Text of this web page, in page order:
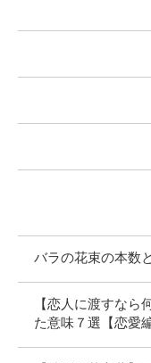
バラの花束の本数
【恋人に渡すなら
た意味７選【恋愛編